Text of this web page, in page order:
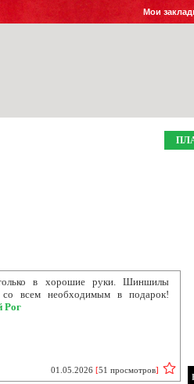
Мои
в хорошие руки. Шиншилы
всем необходимым в подарок!
Рог
01.05.2026 [51 просмотров]